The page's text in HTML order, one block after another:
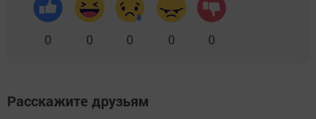
0 0 0 0 0
Расскажите друзьям